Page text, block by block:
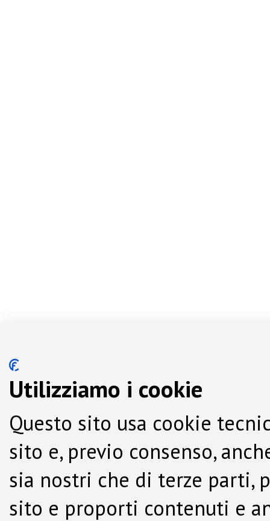
Utilizziamo i cookie
Questo sito usa cookie
sito e, previo consenso,
sia nostri che di terze parti,
sito e proporti contenuti e